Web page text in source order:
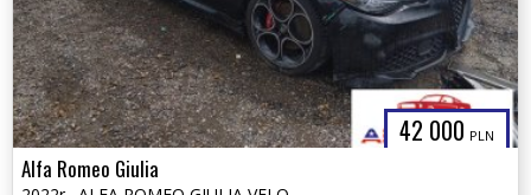
42 000 PLN
Alfa Romeo Giulia